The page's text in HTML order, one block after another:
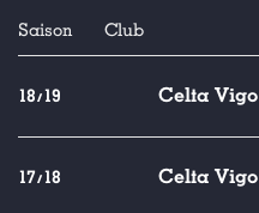
Saison Club
18/19 Celta Vigo
17/18 Celta Vigo